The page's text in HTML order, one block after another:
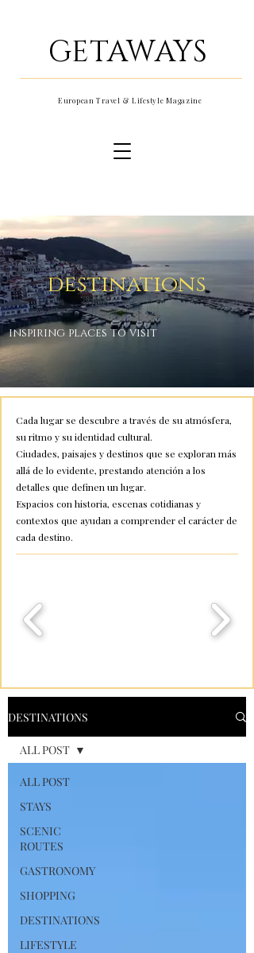
GETAWAYS
European Travel & Lifestyle Magazine
destinations
inspiring places to visit
Cada lugar se descubre a través de su atmósfera,
su ritmo y su identidad cultural.
Ciudades, paisajes y destinos que se exploran más
allá de lo evidente, prestando atención a los
detalles que definen un lugar.
Espacios con historia, escenas cotidianas y
contextos que ayudan a comprender el carácter de
cada destino.
DESTINATIONS
ALL POST
STAYS
SCENIC
ROUTES
GASTRONOMY
SHOPPING
DESTINATIONS
LIFESTYLE
ALL POST